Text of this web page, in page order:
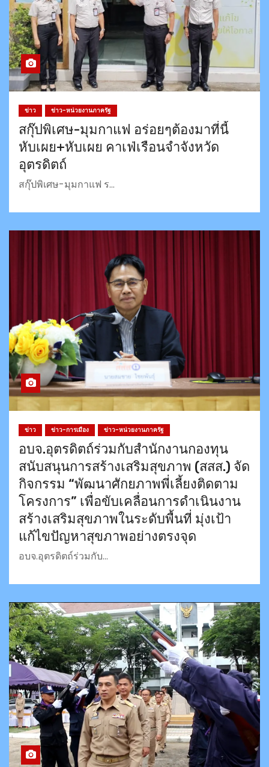
ข่าว ข่าว-หน่วยงานภาครัฐ
สกุ๊ปพิเศษ-มุมกาแฟ อร่อยๆต้องมาที่นี้
หับเผย+หับเผย คาเฟ่เรือนจำจังหวัด
อุตรดิตถ์
สกุ๊ปพิเศษ-มุมกาแฟ ร…
ข่าว ข่าว-การเมือง ข่าว-หน่วยงานภาครัฐ
อบจ.อุตรดิตถ์ร่วมกับสำนักงานกองทุน
สนับสนุนการสร้างเสริมสุขภาพ (สสส.) จัด
กิจกรรม “พัฒนาศักยภาพพี่เลี้ยงติดตาม
โครงการ” เพื่อขับเคลื่อนการดำเนินงาน
สร้างเสริมสุขภาพในระดับพื้นที่ มุ่งเป้า
แก้ไขปัญหาสุขภาพอย่างตรงจุด
อบจ.อุตรดิตถ์ร่วมกับ…